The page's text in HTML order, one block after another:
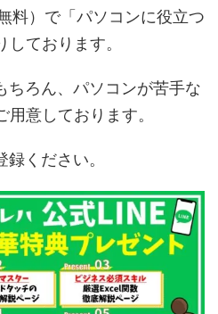
料）で「パソコンに役立つ
ております。
ちろん、パソコンが苦手な
意しております。
ください。